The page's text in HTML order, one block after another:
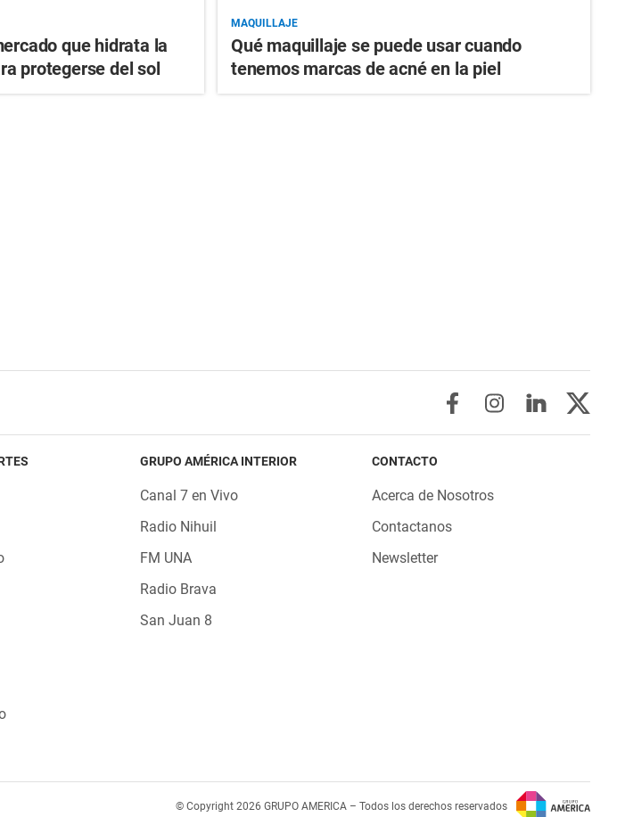
que hidrata la
protegerse del sol
MAQUILLAJE
Qué maquillaje se puede usar cuando
tenemos marcas de acné en la piel
GRUPO AMÉRICA INTERIOR
Canal 7 en Vivo
Radio Nihuil
FM UNA
Radio Brava
San Juan 8
CONTACTO
Acerca de Nosotros
Contactanos
Newsletter
© Copyright 2026 GRUPO AMERICA – Todos los derechos reservados